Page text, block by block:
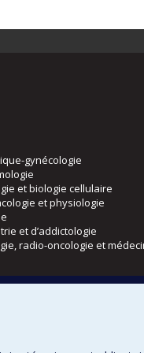
gynécologie
et biologie cellulaire
et physiologie
et d’addictologie
radio-oncologie et